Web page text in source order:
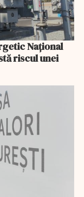
Național
riscul unei